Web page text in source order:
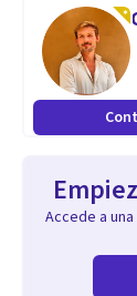
Accede a